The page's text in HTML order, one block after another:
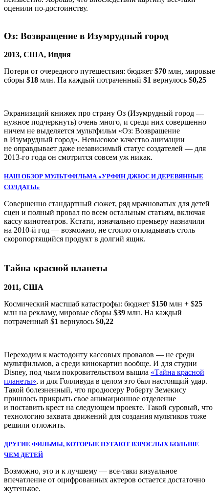
оценили по-достоинству.
Оз: Возвращение в Изумрудный город
2013, США, Индия
Потери от очередного путешествия: бюджет $70 млн, мировые
сборы $18 млн. На каждый потраченный $1 вернулось $0,25
Экранизаций книжек про страну Оз (Изумрудный город —
нужное подчеркнуть) очень много, и среди них совершенно
ничем не выделяется мультфильм «Оз: Возвращение
в Изумрудный город». Невысокое качество анимации
не оправдывает даже независимый статус создателей — для
2013-го года он смотрится совсем уж никак.
НАШ ОБЗОР МУЛЬТФИЛЬМА «УРФИН ДЖЮС И ДЕРЕВЯННЫЕ
СОЛДАТЫ»
Совершенно стандартный сюжет, ряд мрачноватых для детей
сцен и полный провал по всем остальным статьям, включая
кассу кинотеатров. Кстати, изначально премьеру назначили
на 2010-й год — возможно, не стоило откладывать столь
скоропортящийся продукт в долгий ящик.
Тайна красной планеты
2011, США
Космический мастшаб катастрофы: бюджет $150 млн + $25
млн на рекламу, мировые сборы $39 млн. На каждый
потраченный $1 вернулось $0,22
Переходим к мастодонту кассовых провалов — не среди
мультфильмов, а среди кинокартин вообще. И для студии
Disney, под чьим покровительством вышла «Тайна красной
планеты», и для Голливуда в целом это был настоящий удар.
Такой болезненный, что продюсеру Роберту Земекису
пришлось прикрыть свое анимационное отделение
и поставить крест на следующем проекте. Такой суровый, что
технологию захвата движений для создания мультиков тоже
решили отложить.
ДРУГИЕ ФИЛЬМЫ, КОТОРЫЕ ПУГАЮТ ВЗРОСЛЫХ БОЛЬШЕ
ЧЕМ ДЕТЕЙ
Возможно, это и к лучшему — все-таки визуальное
впечатление от оцифрованных актеров остается достаточно
жутенькое.